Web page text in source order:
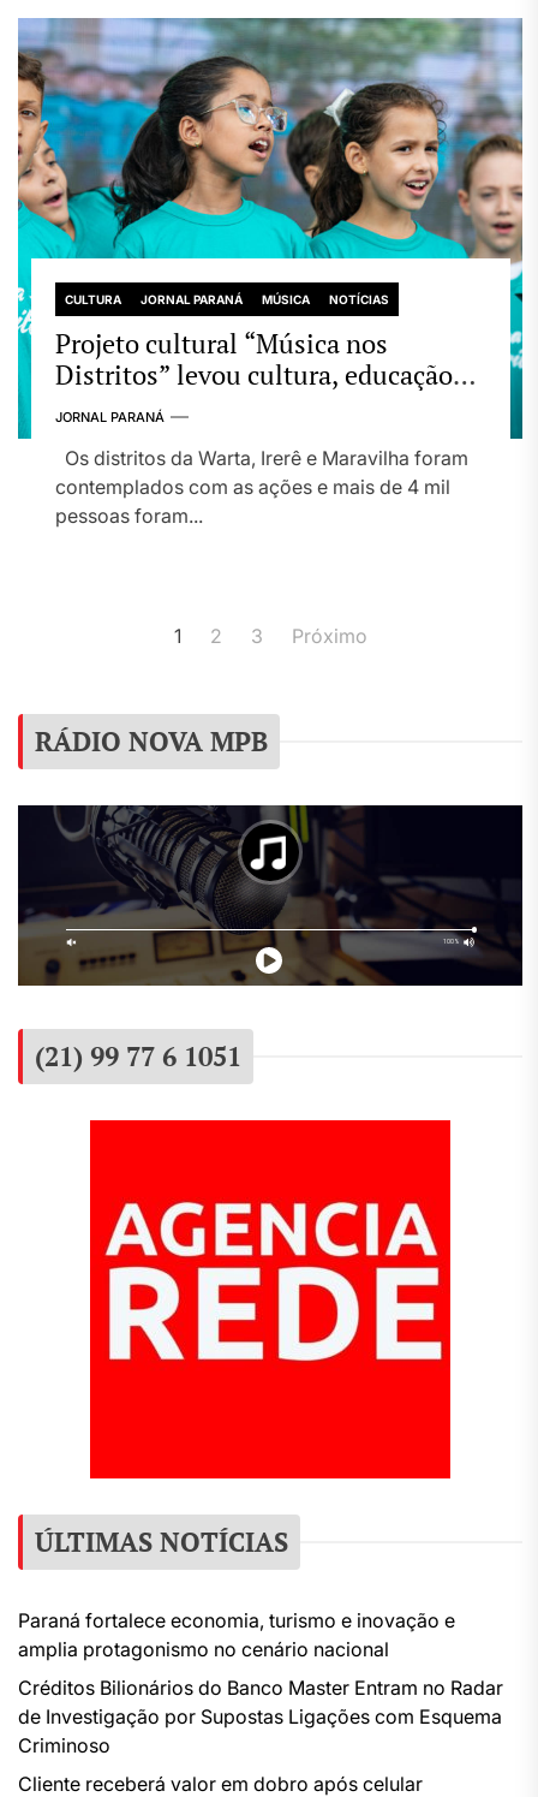
CULTURA JORNAL PARANÁ MÚSICA NOTÍCIAS
Projeto cultural “Música nos
Distritos” levou cultura, educação
musical e apoio psicossocial a
rural de Londrina.
JORNAL PARANÁ
Os distritos da Warta, Irerê e Maravilha foram
contemplados com as ações e mais de 4 mil
pessoas foram...
posts
1 2 3 Próximo
RÁDIO NOVA MPB
(21) 99 77 6 1051
ÚLTIMAS NOTÍCIAS
Paraná fortalece economia, turismo e inovação e
amplia protagonismo no cenário nacional
Créditos Bilionários do Banco Master Entram no Radar
de Investigação por Supostas Ligações com Esquema
Criminoso
Cliente receberá valor em dobro após celular